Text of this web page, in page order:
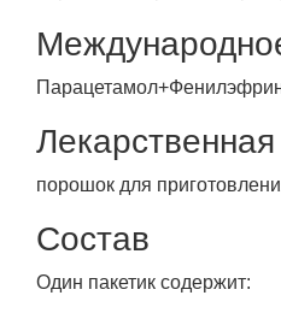
порошок для
Состав
Один пакетик содержит: